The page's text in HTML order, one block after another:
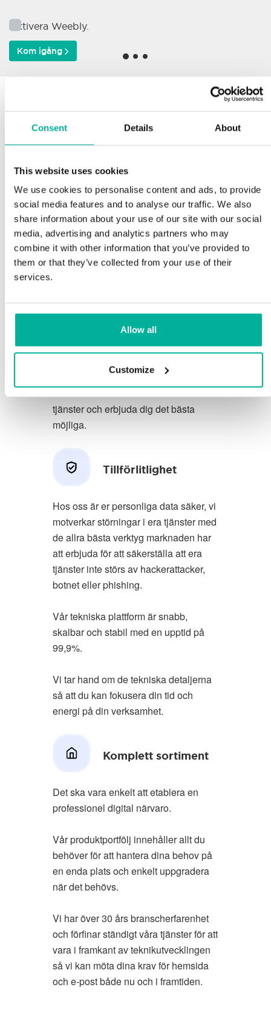
Consent Details About
This website uses cookies
We use cookies to personalise content and ads, to provide
social media features and to analyse our traffic. We also
share information about your use of our site with our social
media, advertising and analytics partners who may
combine it with other information that you’ve provided to
them or that they’ve collected from your use of their
services.
Allow all
Customize
Aktivera Weebly.
Kom igång
Varför väljer våra kunder
oss?
Support
Du förtjänar att ha de allra bästa
förutsättningarna för din verksamhet.
Vi har en trevlig och kunnig
tjänster.
Vi strävar efter att överträfa dina
förstklassig service. Vi lär oss av din
feedback så att vi kan förbättra våra
tjänster och erbjuda dig det bästa
möjliga.
Tillförlitlighet
Hos oss är er personliga data säker, vi
motverkar störningar i era tjänster med
de allra bästa verktyg marknaden har
att erbjuda för att säkerställa att era
tjänster inte störs av hackerattacker,
botnet eller phishing.
Vår tekniska plattform är snabb,
skalbar och stabil med en upptid på
99,9%.
Vi tar hand om de tekniska detaljerna
så att du kan fokusera din tid och
energi på din verksamhet.
Komplett sortiment
Det ska vara enkelt att etablera en
professionel digital närvaro.
Vår produktportfölj innehåller allt du
behöver för att hantera dina behov på
en enda plats och enkelt uppgradera
när det behövs.
Vi har över 30 års branscherfarenhet
och förfinar ständigt våra tjänster för att
vara i framkant av teknikutvecklingen
så vi kan möta dina krav för hemsida
och e-post både nu och i framtiden.